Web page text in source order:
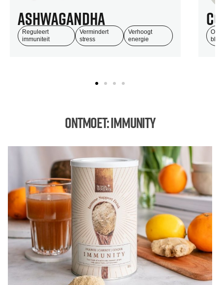
Ashwagandha
Reguleert
immuniteit
Vermindert
stress
Verhoogt
energie
Ontmoet: Immunity